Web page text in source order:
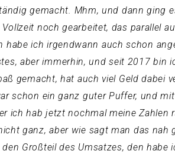
gemacht. Mhm, und dann ging
noch gearbeitet, das parallel
ich irgendwann auch schon
aber immerhin, und seit 2017 bin
gemacht, hat auch viel Geld dabei
schon ein ganz guter Puffer, und
hab jetzt nochmal meine Zahlen
ganz, aber wie sagt man das nah
Großteil des Umsatzes, den